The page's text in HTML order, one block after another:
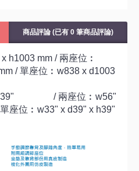
商品評論 (已有 0 筆商品評論)
h1003 mm / 兩座位︰
/ 單座位︰w838 x d1003
x h39" / 兩座位︰w56"
︰w33" x d39" x h39"